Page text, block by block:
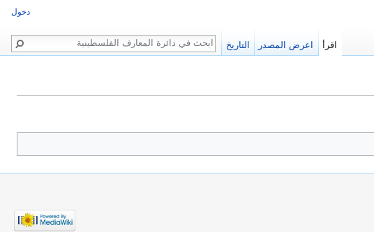
دخول
بحث
التاريخ اعرض المصدر اقرأ